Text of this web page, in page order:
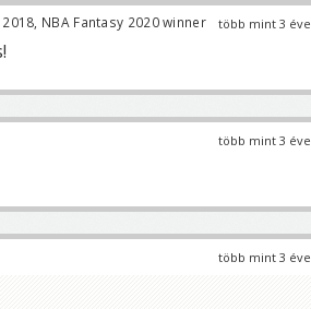
több mint 3 éve
NBA Fantasy 2020 winner
több mint 3 éve
több mint 3 éve